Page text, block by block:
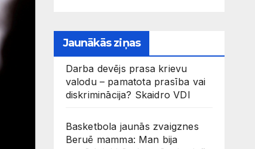
Jaunākās ziņas
Darba devējs prasa krievu
valodu – pamatota prasība vai
diskriminācija? Skaidro VDI
Basketbola jaunās zvaigznes
Beruē mamma: Man bija